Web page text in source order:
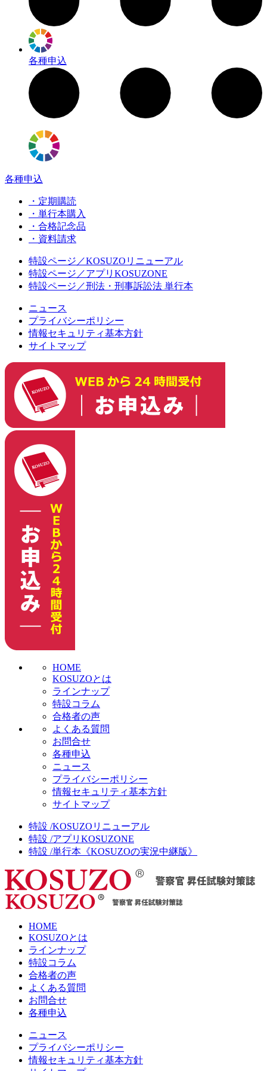
各種申込
各種申込
・定期購読
・単行本購入
・合格記念品
・資料請求
特設ページ／KOSUZOリニューアル
特設ページ／アプリKOSUZONE
特設ページ／刑法・刑事訴訟法 単行本
ニュース
プライバシーポリシー
情報セキュリティ基本方針
サイトマップ
HOME
KOSUZOとは
ラインナップ
特設コラム
合格者の声
よくある質問
お問合せ
各種申込
ニュース
プライバシーポリシー
情報セキュリティ基本方針
サイトマップ
特設 /KOSUZOリニューアル
特設 /アプリKOSUZONE
特設 /単行本《KOSUZOの実況中継版》
HOME
KOSUZOとは
ラインナップ
特設コラム
合格者の声
よくある質問
お問合せ
各種申込
ニュース
プライバシーポリシー
情報セキュリティ基本方針